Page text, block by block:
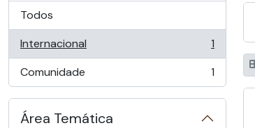
Todos
Internacional
, 1 resultados
1
Comunidade
, 1 resultados 1
Área Temática